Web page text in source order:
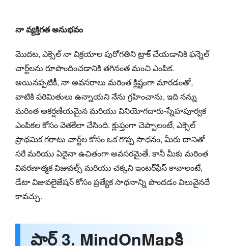
నా వ్యక్తిగత అనుభవం
మొదట, ఎక్సెల్ నా విక్రయాల పురోగతిని ట్రాక్ చేయడానికి ఫన్నెల్
చార్ట్‌లను రూపొందించడానికి తగినంత మంచి ఎంపిక.
అయినప్పటికీ, నా అవసరాలు మరింత క్లిష్టంగా మారడంతో,
వాటికి పరిమితులు ఉన్నాయని నేను గ్రహించాను, ఇది నన్ను
మరింత ఆకర్షణీయమైన మరియు వినియోగదారు-స్నేహపూర్వక
ఎంపికల కోసం వెతకేలా చేసింది. క్లుప్తంగా చెప్పాలంటే, ఎక్సెల్
ప్రాథమిక గరాటు చార్ట్‌ల కోసం ఒక గొప్ప సాధనం, మీరు దానితో
సరే మరియు ఏదైనా ఉచితంగా అవసరమైతే. కానీ మీకు మరింత
వివరణాత్మక విజువల్స్ మరియు చక్కని ఇంటర్‌ఫేస్ కావాలంటే,
డేటా విజువలైజేషన్ కోసం ప్రత్యేక సాధనాన్ని పొందడం విలువైనదే
కావచ్చు.
పార్ట్ 3. MindOnMapకి